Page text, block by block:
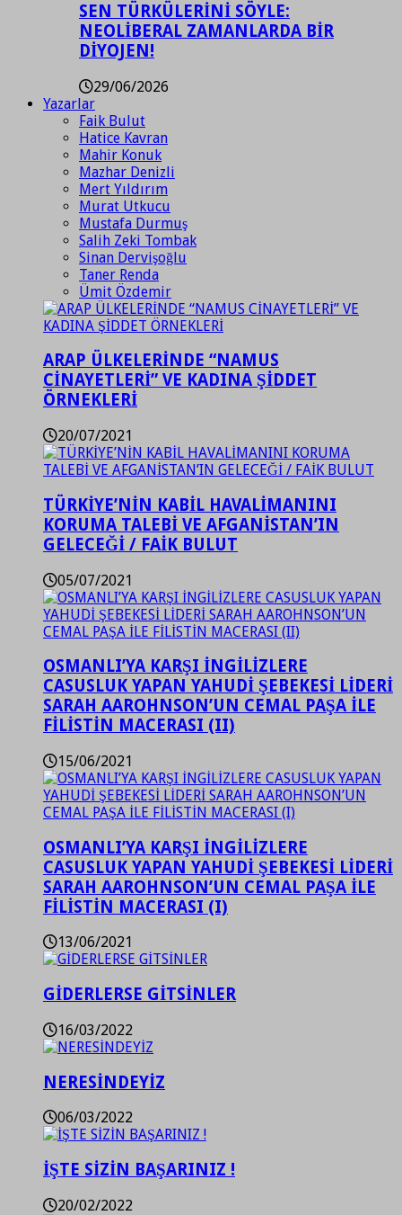
SEN TÜRKÜLERİNİ SÖYLE:
NEOLİBERAL ZAMANLARDA BİR
DİYOJEN!
29/06/2026
Yazarlar
Faik Bulut
Hatice Kavran
Mahir Konuk
Mazhar Denizli
Mert Yıldırım
Murat Utkucu
Mustafa Durmuş
Salih Zeki Tombak
Sinan Dervişoğlu
Taner Renda
Ümit Özdemir
ARAP ÜLKELERİNDE “NAMUS
CİNAYETLERİ” VE KADINA ŞİDDET
ÖRNEKLERİ
20/07/2021
TÜRKİYE’NİN KABİL HAVALİMANINI
KORUMA TALEBİ VE AFGANİSTAN’IN
GELECEĞİ / FAİK BULUT
05/07/2021
OSMANLI’YA KARŞI İNGİLİZLERE
CASUSLUK YAPAN YAHUDİ ŞEBEKESİ LİDERİ
SARAH AAROHNSON’UN CEMAL PAŞA İLE
FİLİSTİN MACERASI (II)
15/06/2021
OSMANLI’YA KARŞI İNGİLİZLERE
CASUSLUK YAPAN YAHUDİ ŞEBEKESİ LİDERİ
SARAH AAROHNSON’UN CEMAL PAŞA İLE
FİLİSTİN MACERASI (I)
13/06/2021
GİDERLERSE GİTSİNLER
16/03/2022
NERESİNDEYİZ
06/03/2022
İŞTE SİZİN BAŞARINIZ !
20/02/2022